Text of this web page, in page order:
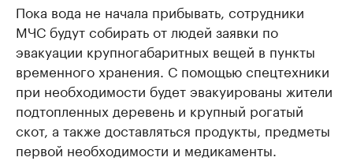
Пока вода не начала прибывать, сотрудники
МЧС будут собирать от людей заявки по
эвакуации крупногабаритных вещей в пункты
временного хранения. С помощью спецтехники
при необходимости будет эвакуированы жители
подтопленных деревень и крупный рогатый
скот, а также доставляться продукты, предметы
первой необходимости и медикаменты.